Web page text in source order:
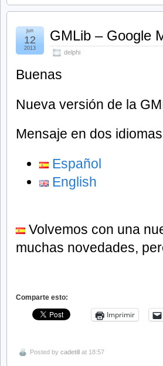
GMLib – Google
delphi
jun
12
2013
Buenas
Nueva versión de la
Mensaje en dos
Español
English
Volvemos con una
muchas novedades,
Comparte esto:
Imprimir
Posted by cadetill at 18:57